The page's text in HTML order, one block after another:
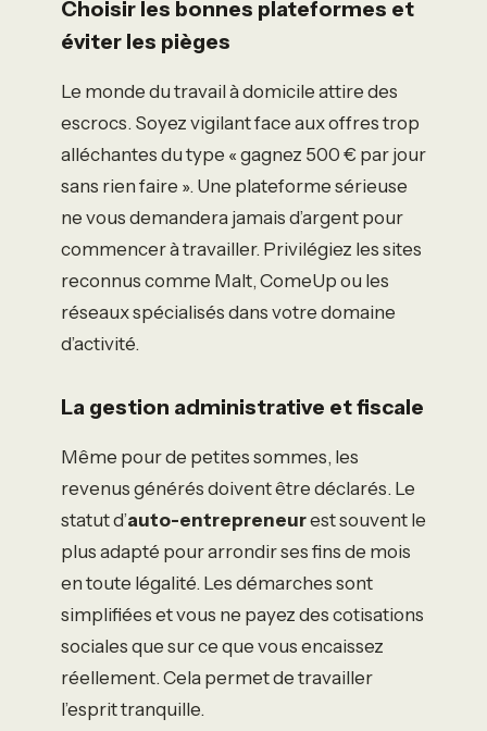
Choisir les bonnes plateformes et
éviter les pièges
Le monde du travail à domicile attire des
escrocs. Soyez vigilant face aux offres trop
alléchantes du type « gagnez 500 € par jour
sans rien faire ». Une plateforme sérieuse
ne vous demandera jamais d’argent pour
commencer à travailler. Privilégiez les sites
reconnus comme Malt, ComeUp ou les
réseaux spécialisés dans votre domaine
d’activité.
La gestion administrative et fiscale
Même pour de petites sommes, les
revenus générés doivent être déclarés. Le
statut d’auto-entrepreneurest souvent le
plus adapté pour arrondir ses fins de mois
en toute légalité. Les démarches sont
simplifiées et vous ne payez des cotisations
sociales que sur ce que vous encaissez
réellement. Cela permet de travailler
l’esprit tranquille.